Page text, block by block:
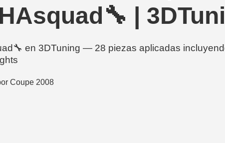
|
en 3DTuning — 28 piezas aplicadas